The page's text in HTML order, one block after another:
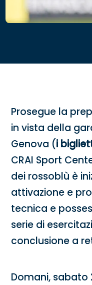
Prosegue la
in vista della
Genova (i
CRAI Sport
dei rossoblù è
attivazione e
tecnica e
serie di
conclusione a
Domani, sabato